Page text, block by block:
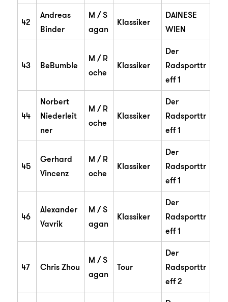
42
Andreas
Binder
M / S
agan
Klassiker
DAINESE
WIEN
43 BeBumble
M / R
oche
Klassiker
Der
Radsporttr
eff 1
44
Norbert
Niederleit
ner
M / R
oche
Klassiker
Der
Radsporttr
eff 1
45
Gerhard
Vincenz
M / R
oche
Klassiker
Der
Radsporttr
eff 1
46
Alexander
Vavrik
M / S
agan
Klassiker
Der
Radsporttr
eff 1
47 Chris Zhou
M / S
agan
Tour
Der
Radsporttr
eff 2